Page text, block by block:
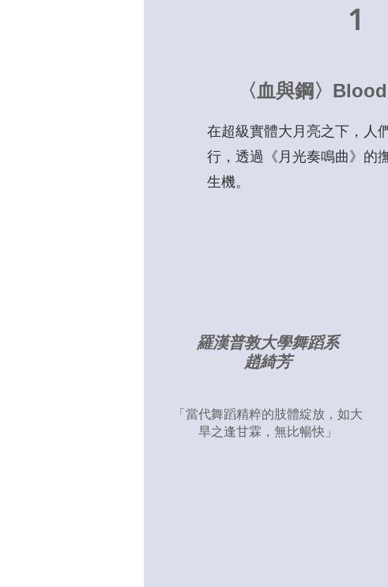
1
〈血與鋼〉
在超級實體大月亮之下，人
行， 透過《月光奏鳴曲》的
生機。
羅漢普敦大學舞蹈系
趙綺芳
「當代舞蹈精粹的肢體綻放，如大
旱之逢甘霖，無比暢快」